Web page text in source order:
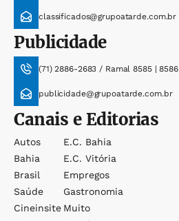
classificados@grupoatarde.com.br
Publicidade
(71) 2886-2683 / Ramal 8585 | 8586
publicidade@grupoatarde.com.br
Canais e Editorias
Autos
Bahia
Brasil
Saúde
Cineinsite
E.c. Bahia
E.c. Vitória
Empregos
Gastronomia
Muito